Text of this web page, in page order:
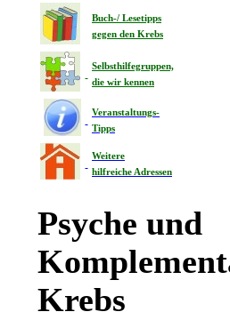
Buch-/ Lesetipps
gegen den Krebs
Selbsthilfegruppen,
die wir kennen
Veranstaltungs-
Tipps
Weitere
hilfreiche Adressen
Psyche und
Krebs